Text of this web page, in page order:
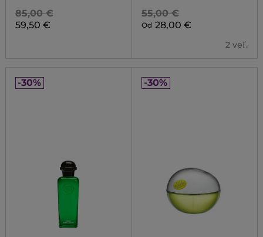
85,00 €
59,50 €
55,00 €
Od 28,00 €
2 veľ.
-30% -30%